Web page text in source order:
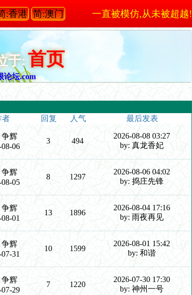
:香港 简:澳门 一直被模仿,从未被超越!
于:首页
论坛.com
者 回复 人气
最后发表
争辉
06
3 494
2026-08-08 03:27
by: 真龙香妃
争辉
05
8 1297
2026-08-06 04:02
by: 捣庄先锋
争辉
01
13 1896
2026-08-04 17:16
by: 雨夜再见
争辉
31
10 1599
2026-08-01 15:42
by: 和谐
争辉
29
7 1220
2026-07-30 17:30
by: 神州一号